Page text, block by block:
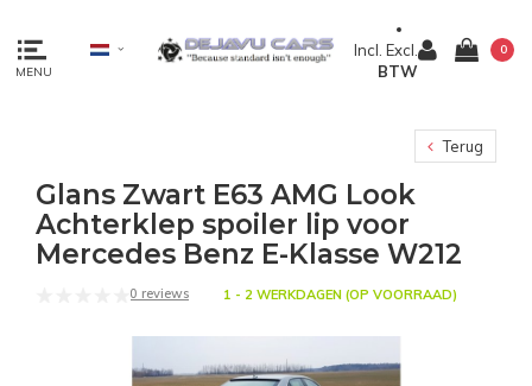
MENU
Incl. Excl.
BTW
0
Terug
Glans Zwart E63 AMG Look
Achterklep spoiler lip voor
Mercedes Benz E-Klasse W212
0 reviews 1 - 2 WERKDAGEN (OP VOORRAAD)